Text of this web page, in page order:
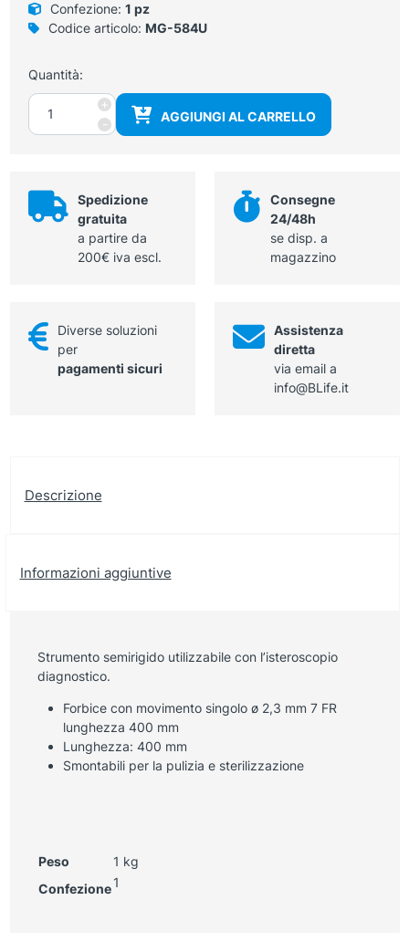
Confezione: 1 pz
Codice articolo: MG-584U
Quantità:
-
Forbice
uncino
singolo
ø
400
mm
quantità
+
AGGIUNGI AL CARRELLO
Spedizione
gratuita
a partire da
200€ iva escl.
Consegne
24/48h
se disp. a
magazzino
Diverse soluzioni
per
pagamenti sicuri
Assistenza
diretta
via email a
info@BLife.it
Descrizione
Informazioni aggiuntive
Strumento semirigido utilizzabile con l’isteroscopio
diagnostico.
Forbice con movimento singolo ø 2,3 mm 7 FR
lunghezza 400 mm
Lunghezza: 400 mm
Smontabili per la pulizia e sterilizzazione
Peso
1 kg
Confezione 1